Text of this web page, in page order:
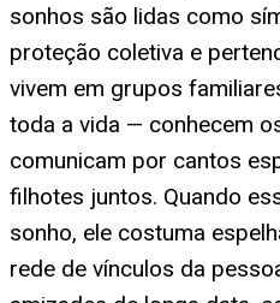
sonhos são lidas como
proteção coletiva e
vivem em grupos
toda a vida — conhecem
comunicam por cantos
filhotes juntos. Quando
sonho, ele costuma
rede de vínculos da